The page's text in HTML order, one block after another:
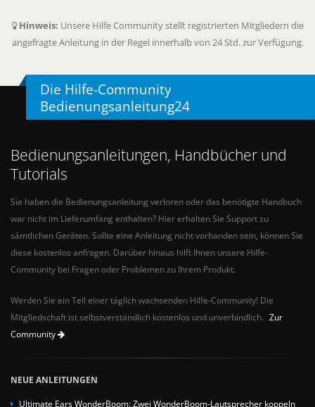
Hinweis: Unsere Hilfe Community stellt registrierten Mitgliedern die
angefragte Anleitung in der Regel innerhalb von 24 Std. zur Verfügung.
Die Hilfe-Community
Bedienungsanleitung24
Bedienungsanleitungen, Handbücher und
Tutorials
Sie haben die Bedienungsanleitung verloren oder das benötigte Handbuch
war nicht im Lieferumfang enthalten? Hier erhalten Sie Support zu
sämtlichen Geräten. Sollte eine Anleitung nicht vorhanden sein, können Sie
diese kostenlos anfragen. Darüber hinaus hilft Ihnen unsere Hilfe-
Community bei Fragen oder Problemen zu Ihrem Produkt.
Werden Sie ein Teil einer täglich wachsenden Hilfe-Community! Die
Mitgliedschaft ist selbstverständlich kostenlos und unverbindlich. Zur
Community
NEUE ANLEITUNGEN
Ultimate Ears WonderBoom: Zwei WonderBoom-Lautsprecher koppeln